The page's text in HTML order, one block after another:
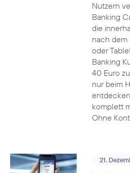
Nutzern
Banking
die
nach dem
oder
Banking
40 Euro
nur beim
komplett
Ohne
21.